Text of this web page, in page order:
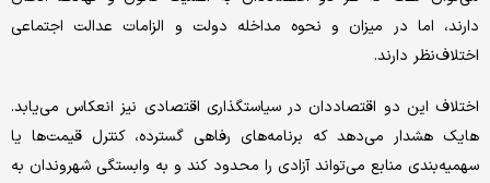
دارند، اما در میزان و نحوه مداخله دولت و الزامات عدالت اجتماعی
اختلاف‌نظر دارند.
اختلاف این دو اقتصاددان در سیاستگذاری اقتصادی نیز انعکاس می‌یابد.‌
هایک هشدار می‌دهد که برنامه‌های رفاهی گسترده، کنترل قیمت‌ها یا
سهمیه‌بندی منابع می‌تواند آزادی را محدود کند و به وابستگی شهروندان به